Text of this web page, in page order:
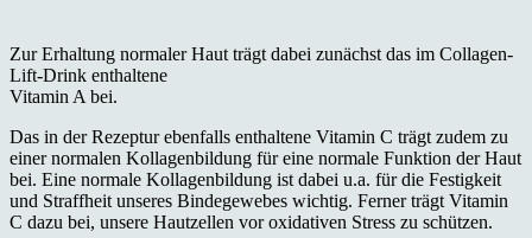
Zur Erhaltung normaler Haut trägt dabei zunächst das im Collagen-
Lift-Drink enthaltene
Vitamin A bei.
Das in der Rezeptur ebenfalls enthaltene Vitamin C trägt zudem zu
einer normalen Kollagenbildung für eine normale Funktion der Haut
bei. Eine normale Kollagenbildung ist dabei u.a. für die Festigkeit
und Straffheit unseres Bindegewebes wichtig. Ferner trägt Vitamin
C dazu bei, unsere Hautzellen vor oxidativen Stress zu schützen.